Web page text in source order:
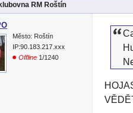
klubovna RM Roštín
Město: Roštín
IP:90.183.217.xxx
Offline 1/1240